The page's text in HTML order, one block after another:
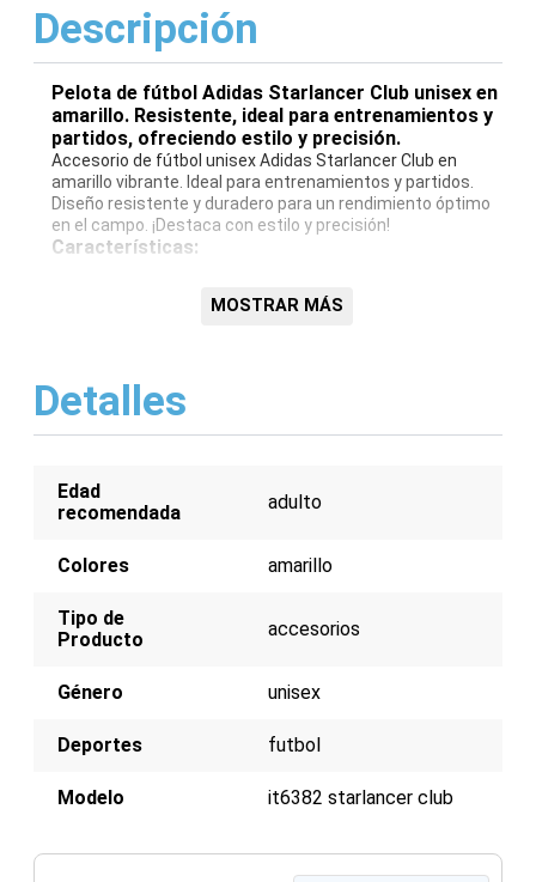
Descripción
Pelota de fútbol Adidas Starlancer Club unisex en
amarillo. Resistente, ideal para entrenamientos y
partidos, ofreciendo estilo y precisión.
Accesorio de fútbol unisex Adidas Starlancer Club en
amarillo vibrante. Ideal para entrenamientos y partidos.
Diseño resistente y duradero para un rendimiento óptimo
en el campo. ¡Destaca con estilo y precisión!
Características:
Color amarilloMOSTRAR MÁS
Detalles
Edad
recomendada
adulto
Colores amarillo
Tipo de
Producto
accesorios
Género unisex
Deportes futbol
Modelo it6382 starlancer club